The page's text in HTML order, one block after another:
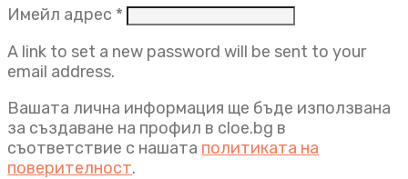
Имейл адрес * Задължително
A link to set a new password will be sent to your
email address.
Вашата лична информация ще бъде използвана
за създаване на профил в cloe.bg в
съответствие с нашата политиката на
поверителност.